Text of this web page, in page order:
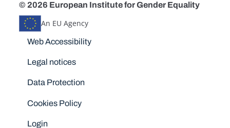
© 2026 European Institute for Gender Equality
An EU Agency
Disclaimers
Web Accessibility
Legal notices
Data Protection
Cookies Policy
Login